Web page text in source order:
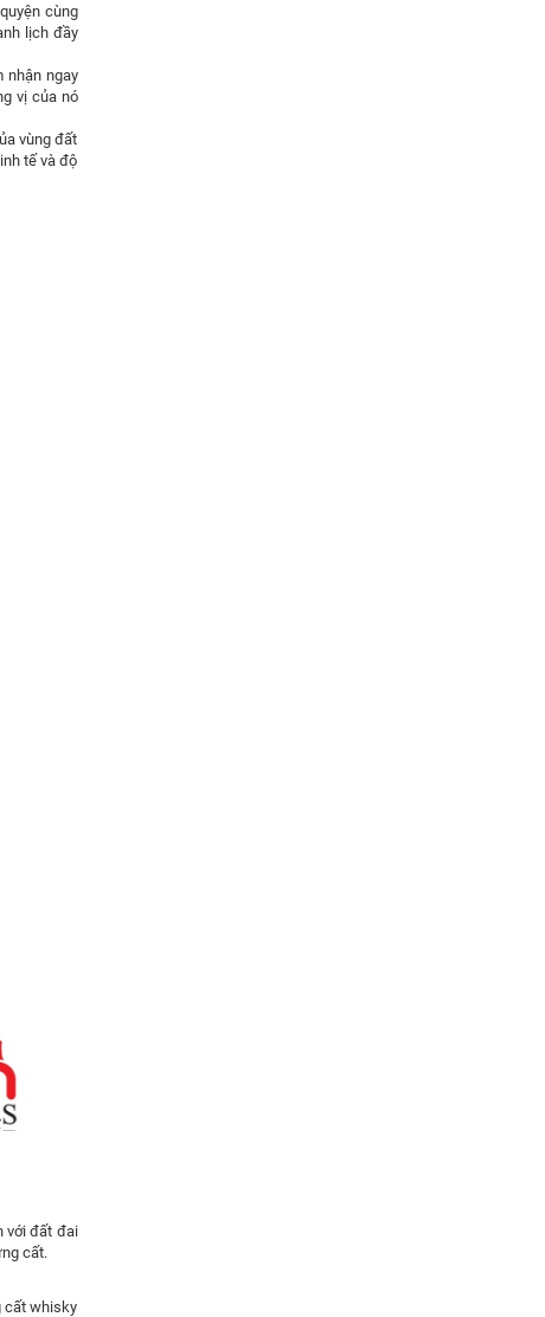
cùng
lịch đầy
nhận ngay
vị của nó
vùng đất
tế và độ
với đất đai
cất.
cất whisky